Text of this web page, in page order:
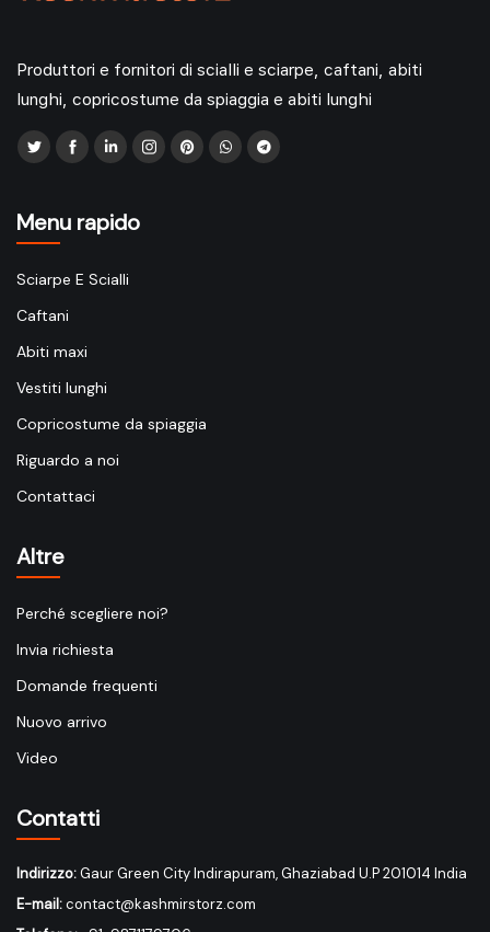
Produttori e fornitori di scialli e sciarpe, caftani, abiti
lunghi, copricostume da spiaggia e abiti lunghi
Menu rapido
Sciarpe E Scialli
Caftani
Abiti maxi
Vestiti lunghi
Copricostume da spiaggia
Riguardo a noi
Contattaci
Altre
Perché scegliere noi?
Invia richiesta
Domande frequenti
Nuovo arrivo
Video
Contatti
Indirizzo:Gaur Green City Indirapuram, Ghaziabad U.P 201014 India
E-mail:contact@kashmirstorz.com